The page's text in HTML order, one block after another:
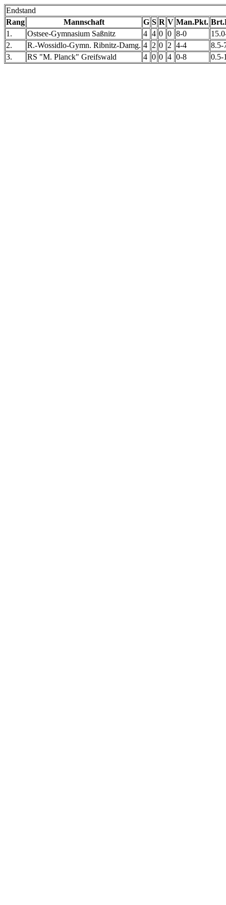
Endstand
Rang
Mannschaft G S R V Man.Pkt.
1.
Ostsee-Gymnasium Saßnitz 4 4 0 0 8-0
2.
R.-Wossidlo-Gymn. Ribnitz-Damg. 4 2 0 2 4-4
8.5-
3.
RS "M. Planck" Greifswald 4 0 0 4 0-8 0.5-